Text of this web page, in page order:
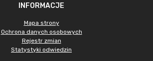
INFORMACJE
Mapa strony
Ochrona danych osobowych
Rejestr zmian
Statystyki odwiedzin